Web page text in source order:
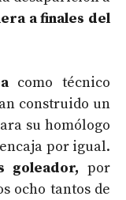
a finales del
como técnico
construido un
su homólogo
por igual.
goleador, por
ocho tantos de